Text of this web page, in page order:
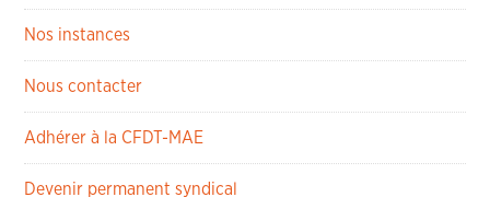
Nos instances
Nous contacter
Adhérer à la CFDT-MAE
Devenir permanent syndical